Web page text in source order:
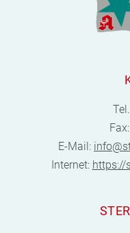
E-Mail:
Internet: https://